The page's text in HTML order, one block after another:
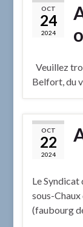
OCT
24
2024
Veuillez
Belfort, du
OCT
22
2024
Le Syndicat
sous-
(faubourg